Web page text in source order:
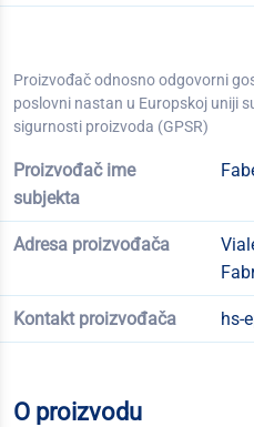
Proizvođač odnosno odgovorni
poslovni nastan u Europskoj uniji
sigurnosti proizvoda (GPSR)
Proizvođač ime
subjekta
Adresa proizvođača
Kontakt proizvođača hs-
O proizvodu